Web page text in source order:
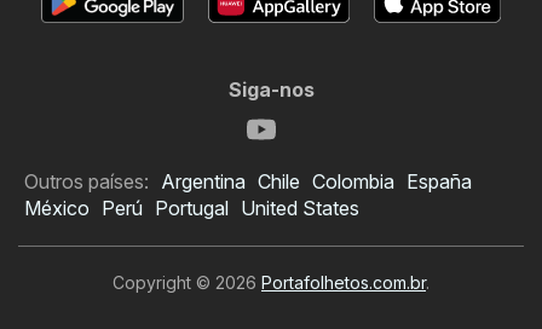
Siga-nos
Outros países: Argentina Chile Colombia España
México Perú Portugal United States
Copyright © 2026 Portafolhetos.com.br.